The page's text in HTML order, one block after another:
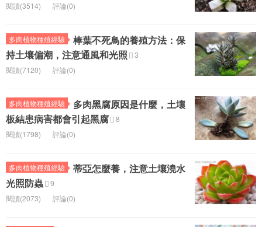
閱讀(3514)
評論(0)
多肉植物種殖經驗
棒葉不死鳥的養殖方法：保
持土壤偏潮，注意通風和光照
3
閱讀(7120)
評論(0)
多肉植物種殖經驗
多肉黑腐原因是什麼，土壤
板結患病害都會引起黑腐
8
閱讀(1798)
評論(0)
多肉植物種殖經驗
蒂亞怎麼養，注意土壤澆水
光照防蟲
9
閱讀(2073)
評論(0)